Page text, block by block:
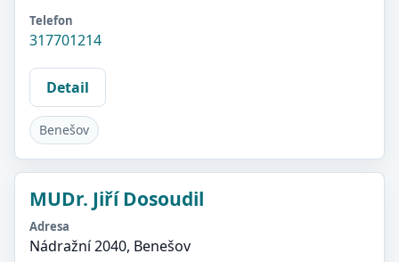
Telefon
317701214
Detail
Benešov
MUDr. Jiří Dosoudil
Adresa
Nádražní 2040, Benešov